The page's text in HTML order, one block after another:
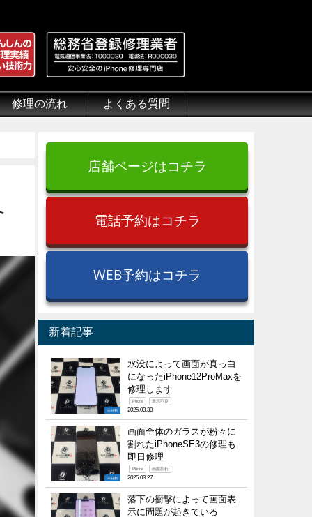
修理の流れ よくある質問
店舗ページはコチラ
電話予約はコチラ
WEB予約はコチラ
新着記事
未分類
水没によって画面が真っ白
になったiPhone12ProMaxを
修理します
iPhone 表示不良
2025.03.30
未分類
画面全体のガラスが粉々に
割れたiPhoneSE3の修理も
即日修理
iPhone 画面割れ
2025.03.27
落下の衝撃によって画面表
示に問題が起きている